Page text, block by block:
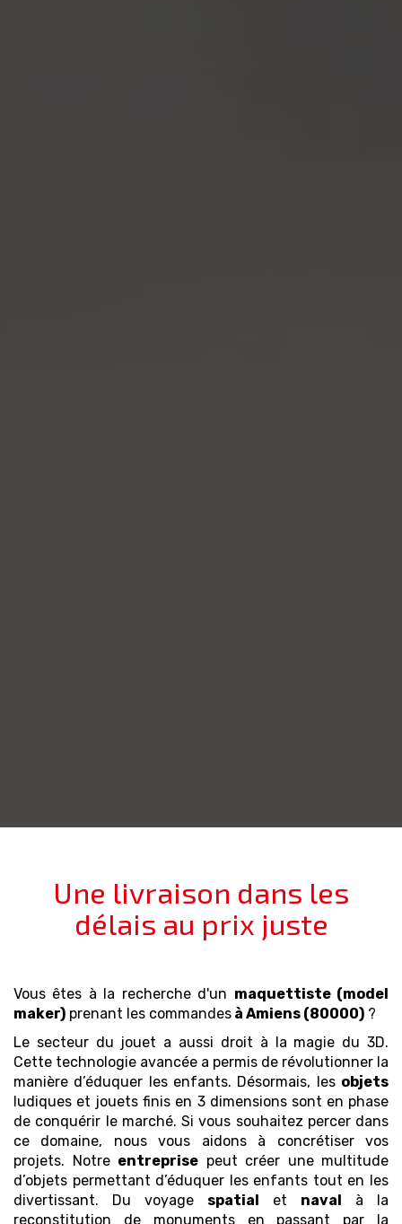
Une livraison dans les
délais au prix juste
Vous êtes à la recherche d'un maquettiste (model
maker) prenant les commandes à Amiens (80000) ?
Le secteur du jouet a aussi droit à la magie du 3D.
Cette technologie avancée a permis de révolutionner la
manière d’éduquer les enfants. Désormais, les objets
ludiques et jouets finis en 3 dimensions sont en phase
de conquérir le marché. Si vous souhaitez percer dans
ce domaine, nous vous aidons à concrétiser vos
projets. Notre entreprise peut créer une multitude
d’objets permettant d’éduquer les enfants tout en les
divertissant. Du voyage spatial et naval à la
reconstitution de monuments en passant par la